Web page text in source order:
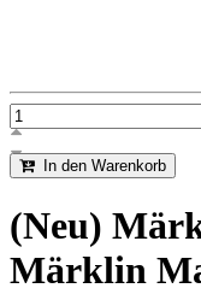
In den Warenkorb
(Neu)
Märklin